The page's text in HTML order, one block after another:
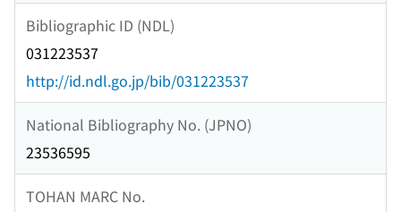
Bibliographic ID (NDL)
031223537
http://id.ndl.go.jp/bib/031223537
National Bibliography No. (JPNO)
23536595
TOHAN MARC No.